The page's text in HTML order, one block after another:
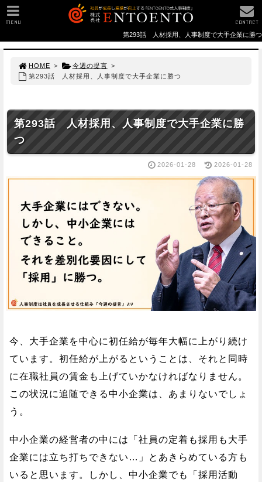
第293話 人材採用、人事制度で大手企業に勝つ
HOME > 今週の提言 >
第293話 人材採用、人事制度で大手企業に勝つ
第293話 人材採用、人事制度で大手企業に勝
つ
2026-01-28 2026-01-28
今、大手企業を中心に初任給が毎年大幅に上がり続け
ています。初任給が上がるということは、それと同時
に在職社員の賃金も上げていかなければなりません。
この状況に追随できる中小企業は、あまりないでしょ
う。
中小企業の経営者の中には「社員の定着も採用も大手
企業には立ち打ちできない…」とあきらめている方も
いると思います。しかし、中小企業でも「採用活動
MENU CONTACT